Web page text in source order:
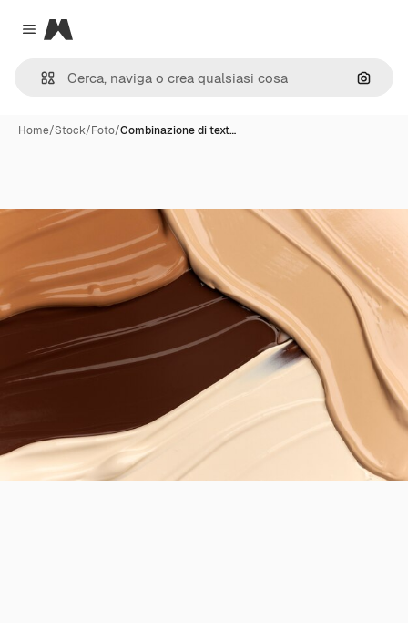
Close menu
Magnific
Cerca
Home/Stock/Foto/Combinazione di text…